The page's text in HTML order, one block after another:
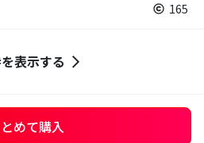
165
表示する
めて購入